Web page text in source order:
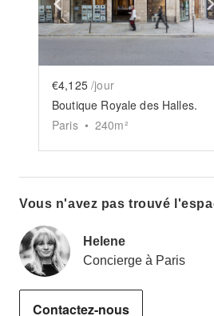
€4,125 /jour
Boutique Royale des Halles.
Paris • 240m²
Vous n'avez pas trouvé
Helene
Concierge à Paris
Contactez-nous